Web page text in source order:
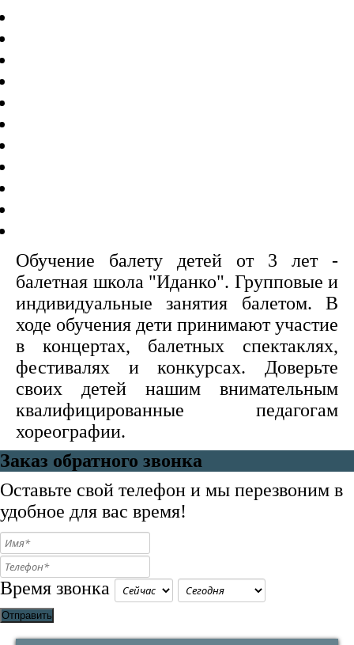
Обучение балету детей от 3 лет -
балетная школа "Иданко". Групповые и
индивидуальные занятия балетом. В
ходе обучения дети принимают участие
в концертах, балетных спектаклях,
фестивалях и конкурсах. Доверьте
своих детей нашим внимательным
квалифицированные педагогам
хореографии.
Заказ обратного звонка
Оставьте свой телефон и мы перезвоним в
удобное для вас время!
Время звонка
Отправить